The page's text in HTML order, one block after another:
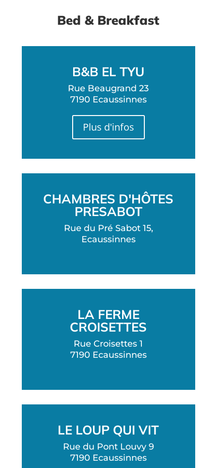
Bed & Breakfast
B&B EL TYU
Rue Beaugrand 23
7190 Ecaussinnes
Plus d'infos
CHAMBRES D'HÔTES
PRESABOT
Rue du Pré Sabot 15,
Ecaussinnes
LA FERME
CROISETTES
Rue Croisettes 1
7190 Ecaussinnes
LE LOUP QUI VIT
Rue du Pont Louvy 9
7190 Ecaussinnes